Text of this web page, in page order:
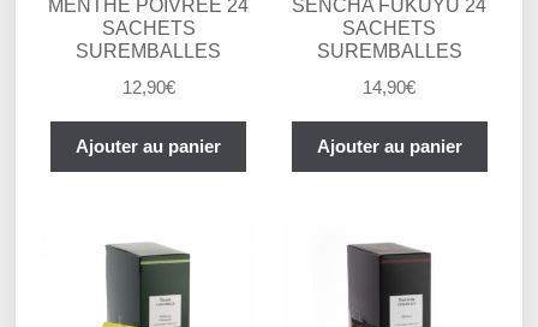
MENTHE POIVREE 24
SACHETS
SUREMBALLES
12,90€
Ajouter au panier
SENCHA FUKUYU 24
SACHETS
SUREMBALLES
14,90€
Ajouter au panier